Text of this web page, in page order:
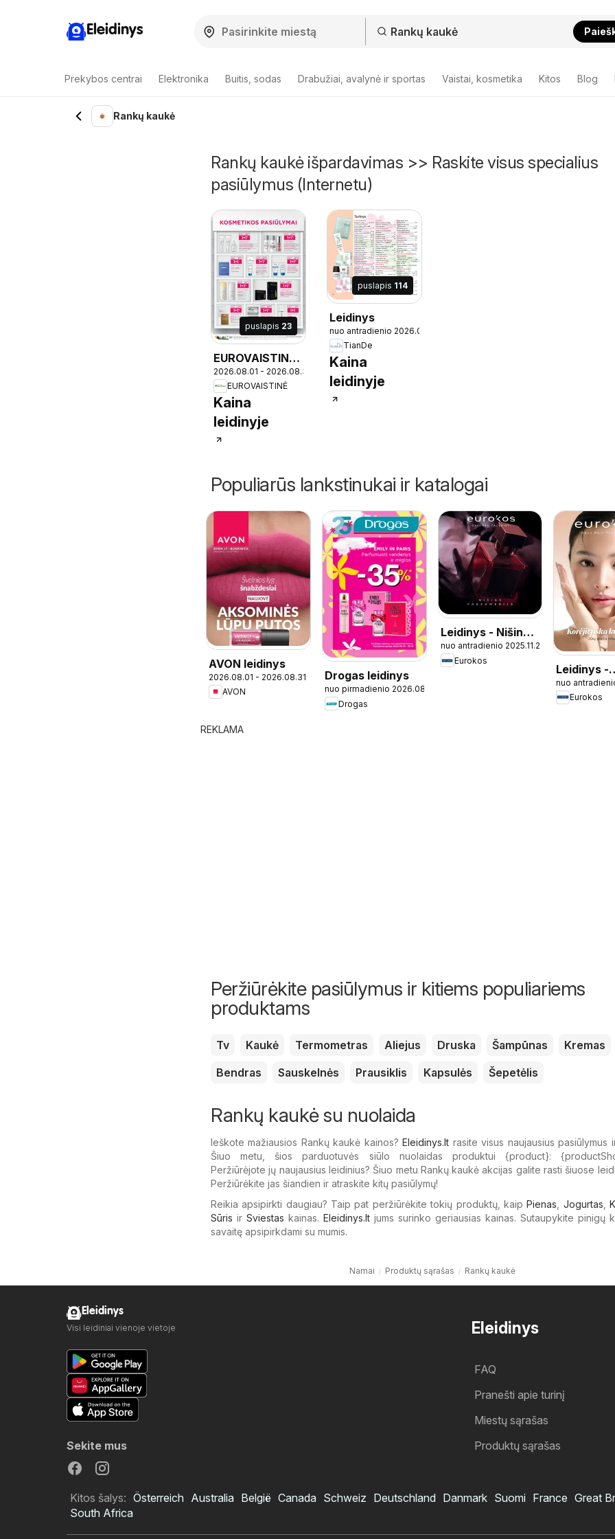
Eleidinys
Prekybos centrai Elektronika Buitis, sodas Drabužiai, avalynė ir sportas Vaistai, kosmetika Kitos Blog
Rankų kaukė
Rankų kaukė išpardavimas >> Raskite visus specialius
pasiūlymus (Internetu)
puslapis 23
EUROVAISTINĖ
leidinys
2026.08.01 - 2026.08.31
EUROVAISTINĖ
Kaina
leidinyje
puslapis 114
Leidinys
nuo antradienio 2026.02.10
TianDe
Kaina
leidinyje
Populiarūs lankstinukai ir katalogai
AVON leidinys
2026.08.01 - 2026.08.31
AVON
Drogas leidinys
nuo pirmadienio 2026.08.03
Drogas
Leidinys - Nišinė
parfumerija
nuo antradienio 2025.11.25
Eurokos
Leidinys -
kosmetika
nuo antradienio
Eurokos
REKLAMA
Peržiūrėkite pasiūlymus ir kitiems populiariems
produktams
Tv Kaukė Termometras Aliejus Druska Šampūnas
Kremas
Bendras
Sauskelnės Prausiklis Kapsulės Šepetėlis
Rankų kaukė su nuolaida
Ieškote mažiausios Rankų kaukė kainos?Eleidinys.lt rasite visus naujausius pasiūlymus
Šiuo metu, šios parduotuvės siūlo nuolaidas produktui {​product}:
Peržiūrėjote jų naujausius leidinius? Šiuo metu Rankų kaukė akcijas galite rasti šiuose
Peržiūrėkite jas šiandien ir atraskite kitų pasiūlymų!
Reikia apsipirkti daugiau? Taip pat peržiūrėkite tokių produktų, kaipPienas Jogurtas ,
Sūris ir Sviestas kainas. Eleidinys.lt jums surinko geriausias kainas. Sutaupykite pinigų
savaitę apsipirkdami su mumis.
Namai Produktų sąrašas Rankų kaukė
Eleidinys
FAQ
Pranešti apie turinį
Miestų sąrašas
Produktų sąrašas
Eleidinys
Visi leidiniai vienoje vietoje
Sekite mus
Kitos šalys: Österreich Australia België Canada Schweiz Deutschland Danmark Suomi France Great
South Africa